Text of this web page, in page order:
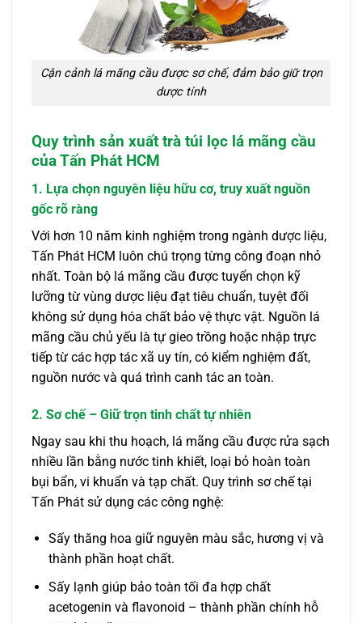
Cận cảnh lá mãng cầu được sơ chế, đảm bảo giữ trọn
dược tính
Quy trình sản xuất trà túi lọc lá mãng cầu
của Tấn Phát HCM
1. Lựa chọn nguyên liệu hữu cơ, truy xuất nguồn
gốc rõ ràng
Với hơn 10 năm kinh nghiệm trong ngành dược liệu,
Tấn Phát HCM luôn chú trọng từng công đoạn nhỏ
nhất. Toàn bộ lá mãng cầu được tuyển chọn kỹ
lưỡng từ vùng dược liệu đạt tiêu chuẩn, tuyệt đối
không sử dụng hóa chất bảo vệ thực vật. Nguồn lá
mãng cầu chủ yếu là tự gieo trồng hoặc nhập trực
tiếp từ các hợp tác xã uy tín, có kiểm nghiệm đất,
nguồn nước và quá trình canh tác an toàn.
2. Sơ chế – Giữ trọn tinh chất tự nhiên
Ngay sau khi thu hoạch, lá mãng cầu được rửa sạch
nhiều lần bằng nước tinh khiết, loại bỏ hoàn toàn
bụi bẩn, vi khuẩn và tạp chất. Quy trình sơ chế tại
Tấn Phát sử dụng các công nghệ:
Sấy thăng hoa giữ nguyên màu sắc, hương vị và
thành phần hoạt chất.
Sấy lạnh giúp bảo toàn tối đa hợp chất
acetogenin và flavonoid – thành phần chính hỗ